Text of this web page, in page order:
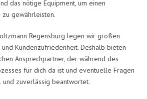
das nötige Equipment, um einen
gewährleisten.
Regensburg legen wir großen
Kundenzufriedenheit. Deshalb bieten
Ansprechpartner, der während des
für dich da ist und eventuelle Fragen
zuverlässig beantwortet.